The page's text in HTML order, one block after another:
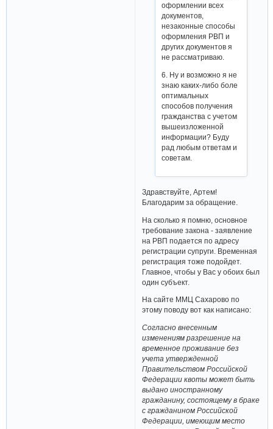
оформлении всех
документов,
незаконные способы
оформления РВП и
других документов я
не рассматриваю.
6. Ну и возможно я не
знаю каких-либо боле
оптимальных
способов получения
гражданства с учетом
вышеизложенной
информации? Буду
рад любым ответам и
советам.
Здравствуйте, Артем!
Благодарим за обращение.
На сколько я помню, основное
требование закона - заявление
на РВП подается по адресу
регистрации супруги. Временная
регистрация тоже подойдет.
Главное, чтобы у Вас у обоих был
один субъект.
На сайте ММЦ Сахарово по
этому поводу вот как написано:
Согласно внесенным
изменениям разрешение на
временное проживание без
учета утвержденной
Правительством Российской
Федерации квоты может быть
выдано иностранному
гражданину, состоящему в браке
с гражданином Российской
Федерации, имеющим место